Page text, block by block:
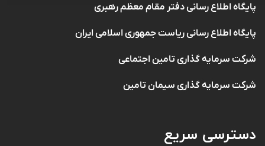
پایگاه اطلاع رسانی دفتر مقام معظم رهبری
پایگاه اطلاع رسانی ریاست جمهوری اسلامی ایران
شرکت سرمایه گذاری تامین اجتماعی
شرکت سرمایه گذاری سیمان تامین
دسترسی سریع